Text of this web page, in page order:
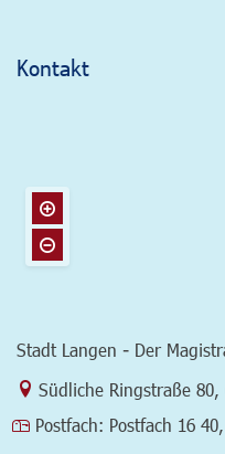
Kontakt
Stadt Langen - Der
Link zur Google-Maps
Südliche Ringstraße 80
Postfach: Postfach 16